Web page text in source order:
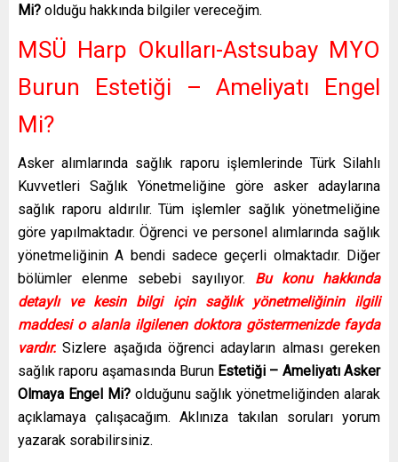
Mi? olduğu hakkında bilgiler vereceğim.
MSÜ Harp Okulları-Astsubay MYO
Burun Estetiği – Ameliyatı Engel
Mi?
Asker alımlarında sağlık raporu işlemlerinde Türk Silahlı
Kuvvetleri Sağlık Yönetmeliğine göre asker adaylarına
sağlık raporu aldırılır. Tüm işlemler sağlık yönetmeliğine
göre yapılmaktadır. Öğrenci ve personel alımlarında sağlık
yönetmeliğinin A bendi sadece geçerli olmaktadır. Diğer
bölümler elenme sebebi sayılıyor. Bu konu hakkında
detaylı ve kesin bilgi için sağlık yönetmeliğinin ilgili
maddesi o alanla ilgilenen doktora göstermenizde fayda
vardır. Sizlere aşağıda öğrenci adayların alması gereken
sağlık raporu aşamasında Burun Estetiği – Ameliyatı Asker
Olmaya Engel Mi? olduğunu sağlık yönetmeliğinden alarak
açıklamaya çalışacağım. Aklınıza takılan soruları yorum
yazarak sorabilirsiniz.